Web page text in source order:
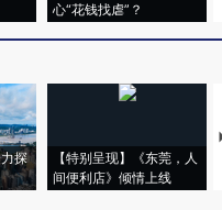
心“花钱找虐”？
探
【特别呈现】《东莞，人
间便利店》倾情上线